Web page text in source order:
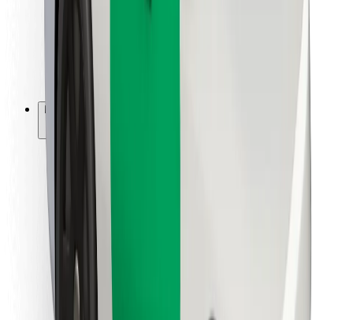
Platser
Stadslösningar
Bolt laddstationer
Hjälp
För kunder
För förare
Bolt Food
För åkeriägare
För restauranger
Bolt for Business